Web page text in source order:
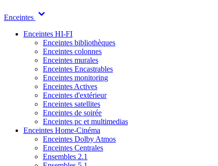
Enceintes
Enceintes HI-FI
Enceintes bibliothèques
Enceintes colonnes
Enceintes murales
Enceintes Encastrables
Enceintes monitoring
Enceintes Actives
Enceintes d'extérieur
Enceintes satellites
Enceintes de soirée
Enceintes pc et multimedias
Enceintes Home-Cinéma
Enceintes Dolby Atmos
Enceintes Centrales
Ensembles 2.1